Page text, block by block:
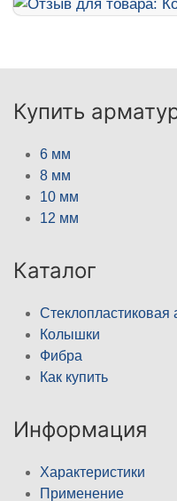
Купить
6 мм
8 мм
10 мм
12 мм
Каталог
Стеклопластиковая
Колышки
Фибра
Как купить
Информация
Характеристики
Применение